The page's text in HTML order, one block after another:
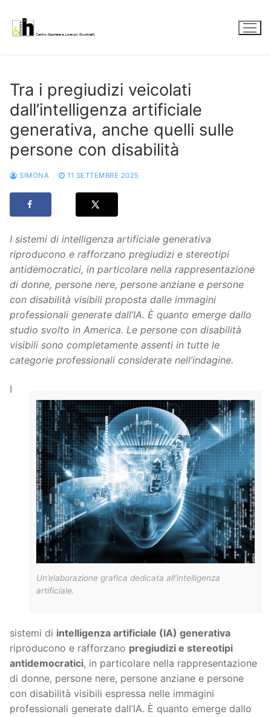
contenuto
Tra i pregiudizi veicolati
dall’intelligenza artificiale
generativa, anche quelli sulle
persone con disabilità
SIMONA 11 SETTEMBRE 2025
I sistemi di intelligenza artificiale generativa
riproducono e rafforzano pregiudizi e stereotipi
antidemocratici, in particolare nella rappresentazione
di donne, persone nere, persone anziane e persone
con disabilità visibili proposta dalle immagini
professionali generate dall’IA. È quanto emerge dallo
studio svolto in America. Le persone con disabilità
visibili sono completamente assenti in tutte le
categorie professionali considerate nell’indagine.
Un’elaborazione grafica dedicata all’intelligenza
artificiale.
I
sistemi di intelligenza artificiale (IA) generativa
riproducono e rafforzano pregiudizi e stereotipi
antidemocratici, in particolare nella rappresentazione
di donne, persone nere, persone anziane e persone
con disabilità visibili espressa nelle immagini
professionali generate dall’IA. È quanto emerge dallo